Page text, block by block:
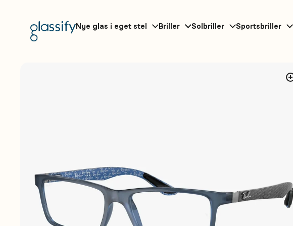
Nye glas i eget stel Briller Solbriller Sportsbriller